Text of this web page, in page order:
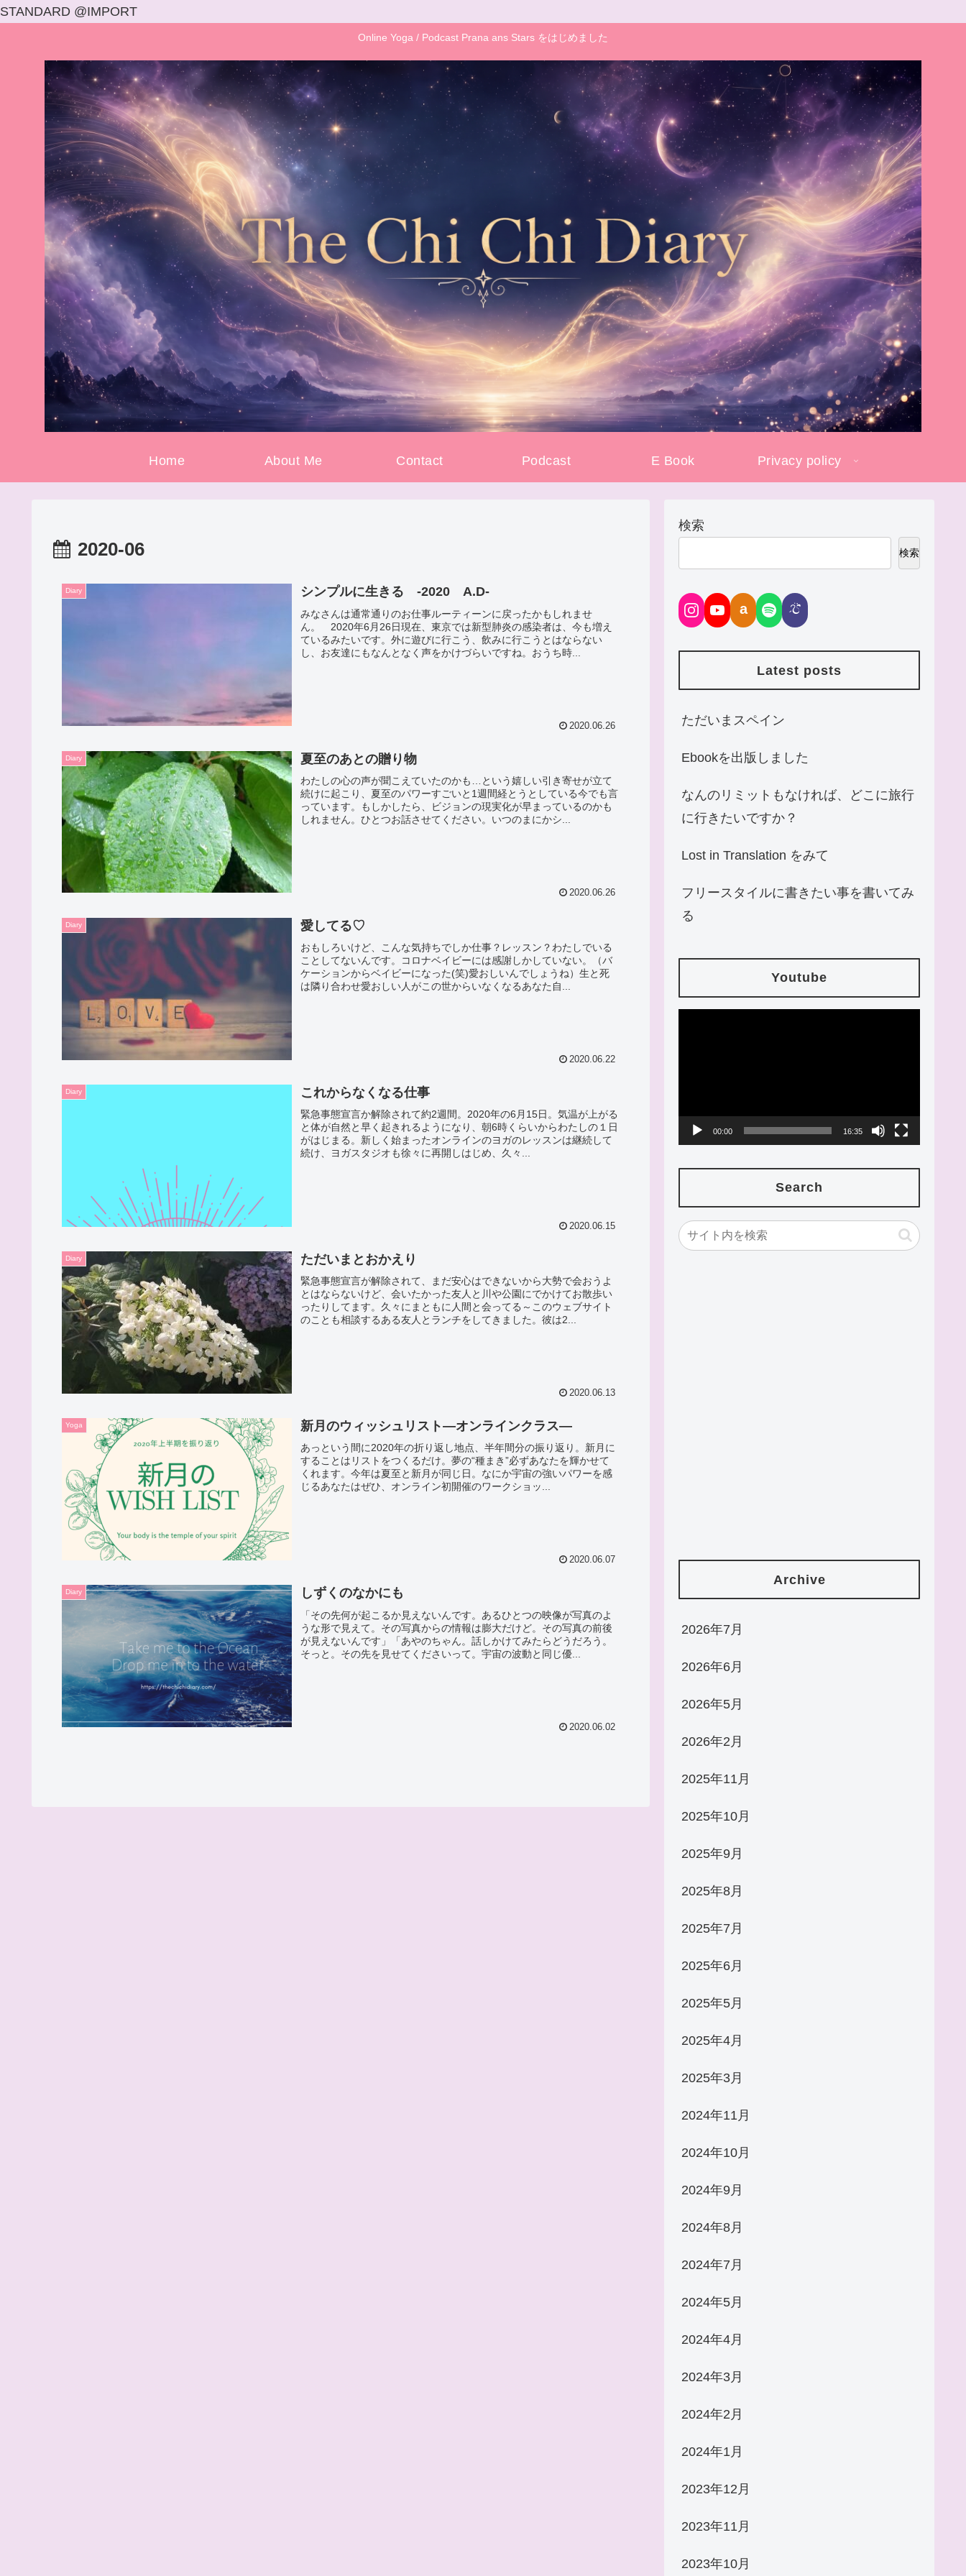
STANDARD @IMPORT
Online Yoga / Podcast Prana ans Stars をはじめました
Home About Me Contact Podcast E Book Privacy policy
2020-06
Diary シンプルに生きる ‐2020 A.D‐
みなさんは通常通りのお仕事ルーティーンに戻ったかもしれませ
ん。 2020年6月26日現在、東京では新型肺炎の感染者は、今も増え
ているみたいです。外に遊びに行こう、飲みに行こうとはならない
し、お友達にもなんとなく声をかけづらいですね。おうち時...
2020.06.26
Diary 夏至のあとの贈り物
わたしの心の声が聞こえていたのかも…という嬉しい引き寄せが立て
続けに起こり、夏至のパワーすごいと1週間経とうとしている今でも言
っています。もしかしたら、ビジョンの現実化が早まっているのかも
しれません。ひとつお話させてください。いつのまにかシ...
2020.06.26
Diary 愛してる♡
おもしろいけど、こんな気持ちでしか仕事？レッスン？わたしでいる
ことしてないんです。コロナベイビーには感謝しかしていない。（バ
ケーションからベイビーになった(笑)愛おしいんでしょうね）生と死
は隣り合わせ愛おしい人がこの世からいなくなるあなた自...
2020.06.22
Diary これからなくなる仕事
緊急事態宣言か解除されて約2週間。2020年の6月15日。気温が上がる
と体が自然と早く起きれるようになり、朝6時くらいからわたしの１日
がはじまる。新しく始まったオンラインのヨガのレッスンは継続して
続け、ヨガスタジオも徐々に再開しはじめ、久々...
2020.06.15
Diary ただいまとおかえり
緊急事態宣言が解除されて、まだ安心はできないから大勢で会おうよ
とはならないけど、会いたかった友人と川や公園にでかけてお散歩い
ったりしてます。久々にまともに人間と会ってる～このウェブサイト
のことも相談するある友人とランチをしてきました。彼は2...
2020.06.13
Yoga 新月のウィッシュリスト―オンラインクラス―
あっという間に2020年の折り返し地点、半年間分の振り返り。新月に
することはリストをつくるだけ。夢の“種まき”必ずあなたを輝かせて
くれます。今年は夏至と新月が同じ日。なにか宇宙の強いパワーを感
じるあなたはぜひ、オンライン初開催のワークショッ...
2020.06.07
Diary しずくのなかにも
「その先何が起こるか見えないんです。あるひとつの映像が写真のよ
うな形で見えて。その写真からの情報は膨大だけど。その写真の前後
が見えないんです」「あやのちゃん。話しかけてみたらどうだろう。
そっと。その先を見せてくださいって。宇宙の波動と同じ優...
2020.06.02
検索
検索
a
Latest posts
ただいまスペイン
Ebookを出版しました
なんのリミットもなければ、どこに旅行
に行きたいですか？
Lost in Translation をみて
フリースタイルに書きたい事を書いてみ
る
Youtube
00:00 16:35
Search
Archive
2026年7月
2026年6月
2026年5月
2026年2月
2025年11月
2025年10月
2025年9月
2025年8月
2025年7月
2025年6月
2025年5月
2025年4月
2025年3月
2024年11月
2024年10月
2024年9月
2024年8月
2024年7月
2024年5月
2024年4月
2024年3月
2024年2月
2024年1月
2023年12月
2023年11月
2023年10月